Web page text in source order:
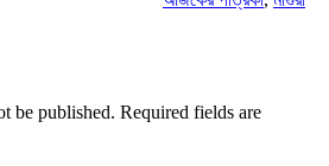
be published. Required fields are